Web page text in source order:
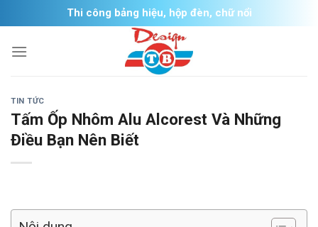
to
content
Thi công bảng hiệu, hộp đèn, chữ nổi
TIN TỨC
Tấm Ốp Nhôm Alu Alcorest Và Những
Điều Bạn Nên Biết